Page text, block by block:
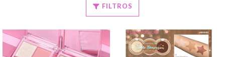
FILTROS